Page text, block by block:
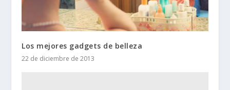
Los mejores gadgets de belleza
22 de diciembre de 2013